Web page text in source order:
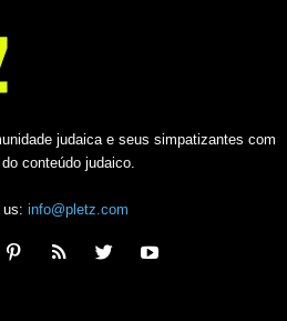
judaica e seus simpatizantes com
conteúdo judaico.
us: info@pletz.com